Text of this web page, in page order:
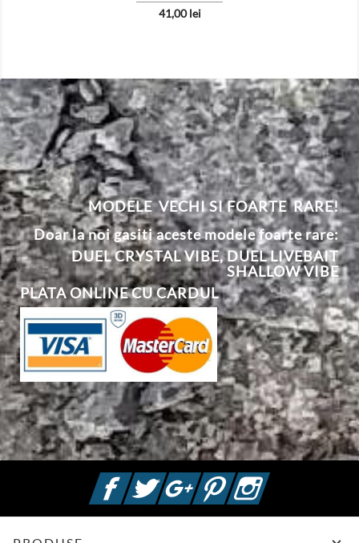
Pret
41,00 lei
MODELE VECHI SI FOARTE RARE!
Doar la noi gasiti aceste modele foarte rare:
DUEL CRYSTAL VIBE,DUELLIVEBAIT
SHALLOW VIBE
PLATA ONLINE CU CARDUL
FacebookTwitterGoogle +PinterestInstagram